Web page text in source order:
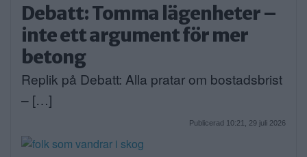
Debatt: Tomma lägenheter –
inte ett argument för mer
betong
Replik på Debatt: Alla pratar om bostadsbrist
– […]
Publicerad 10:21, 29 juli 2026